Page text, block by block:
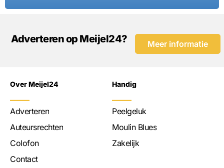
Adverteren op Meijel24? Meer informatie
Over Meijel24
Adverteren
Auteursrechten
Colofon
Contact
Handig
Peelgeluk
Moulin Blues
Zakelijk